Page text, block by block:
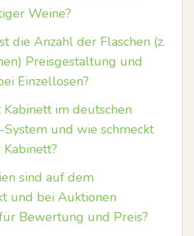
Weine?
die Anzahl der Flaschen (z.
Preisgestaltung und
Einzellosen?
im deutschen
und wie schmeckt
sind auf dem
und bei Auktionen
Bewertung und Preis?